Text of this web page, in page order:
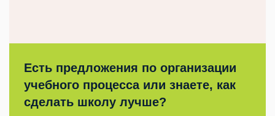
Есть предложения по организации
учебного процесса или знаете, как
сделать школу лучше?